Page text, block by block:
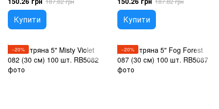
Купити Купити
−20% −20%